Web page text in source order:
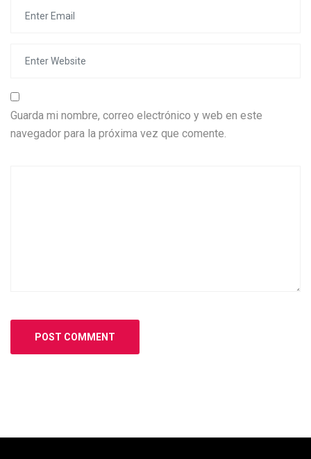
Guarda mi nombre, correo electrónico y web en este
navegador para la próxima vez que comente.